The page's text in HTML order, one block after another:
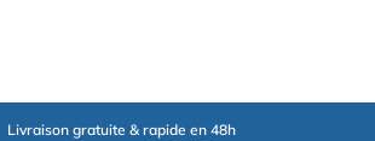
Livraison gratuite & rapide en 48h